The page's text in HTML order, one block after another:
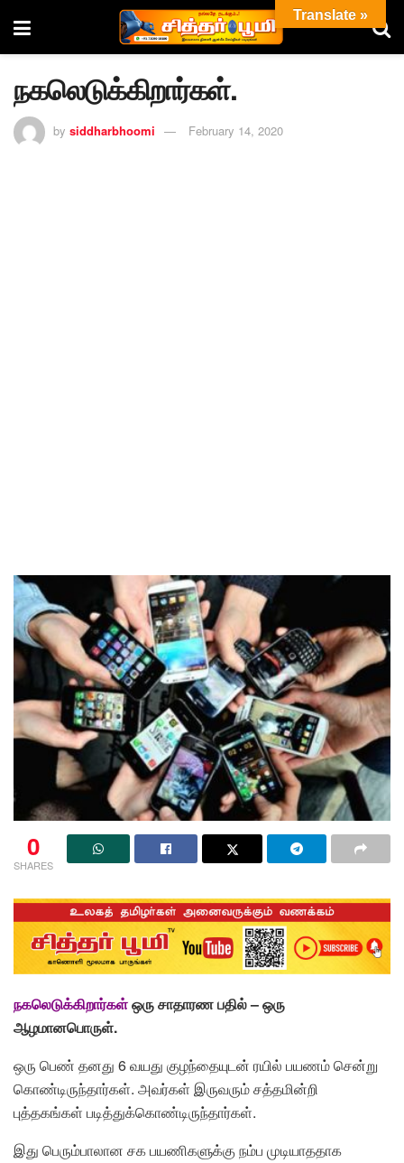
நகலெடுக்கிறார்கள்.
by siddharbhoomi February 14, 2020
0
SHARES
நகலெடுக்கிறார்கள்ஒரு சாதாரண பதில் –ஒரு
ஆழமானபொருள்.
ஒரு பெண் தனது 6 வயது குழந்தையுடன் ரயில் பயணம் சென்று
கொண்டிருந்தார்கள். அவர்கள் இருவரும் சத்தமின்றி
புத்தகங்கள் படித்துக்கொண்டிருந்தார்கள்.
இது பெரும்பாலான சக பயணிகளுக்கு நம்ப முடியாததாக
Translate »